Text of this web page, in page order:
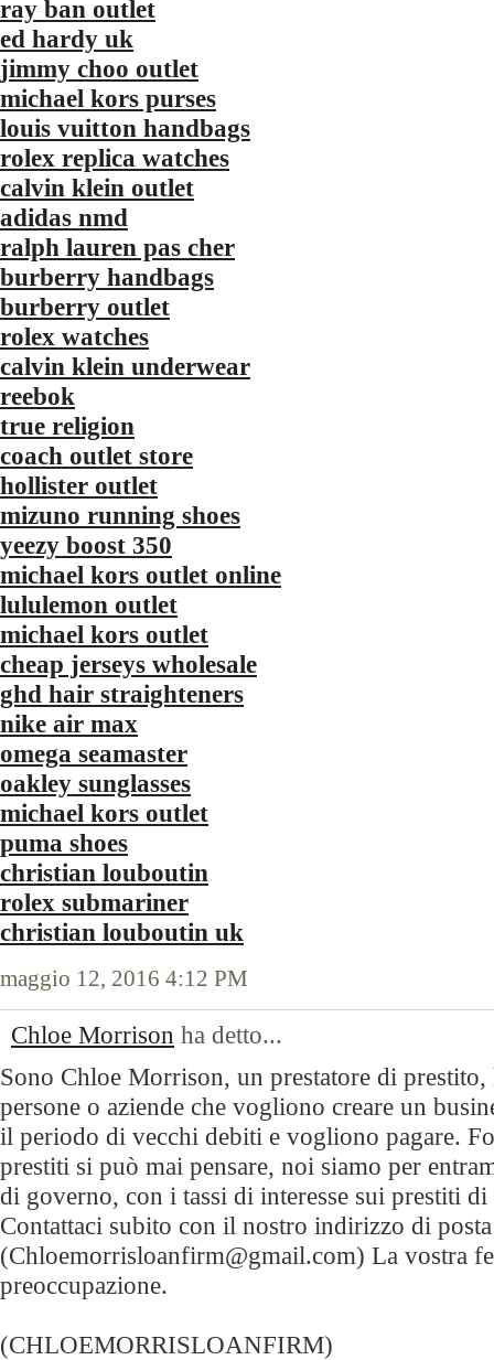
ray ban outlet
ed hardy uk
jimmy choo outlet
michael kors purses
louis vuitton handbags
rolex replica watches
calvin klein outlet
adidas nmd
ralph lauren pas cher
burberry handbags
burberry outlet
rolex watches
calvin klein underwear
reebok
true religion
coach outlet store
hollister outlet
mizuno running shoes
yeezy boost 350
michael kors outlet online
lululemon outlet
michael kors outlet
cheap jerseys wholesale
ghd hair straighteners
nike air max
omega seamaster
oakley sunglasses
michael kors outlet
puma shoes
christian louboutin
rolex submariner
christian louboutin uk
maggio 12, 2016 4:12 PM
Chloe Morrison ha detto...
Sono Chloe Morrison, un prestatore di prestito,
persone o aziende che vogliono creare un
il periodo di vecchi debiti e vogliono pagare.
prestiti si può mai pensare, noi siamo per
di governo, con i tassi di interesse sui prestiti di
Contattaci subito con il nostro indirizzo di
(Chloemorrisloanfirm@gmail.com) La vostra
preoccupazione.
(CHLOEMORRISLOANFIRM)